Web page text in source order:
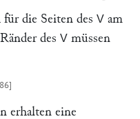
die Seiten des V am
des V müssen
erhalten eine